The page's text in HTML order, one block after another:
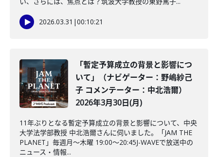
2026.03.31 |00:10:21
「暫定予算成立の背景と影響につ
いて」（ナビゲーター：野嶋紗己
子 コメンテーター：中北浩爾）
2026年3月30日(月)
11年ぶりとなる暫定予算成立の背景と影響について、中央
大学法学部教授 中北浩爾さんに伺いました。「JAM THE
PLANET」毎週月～木曜 19:00～20:45J-WAVEで放送中の
ニュース・情報...